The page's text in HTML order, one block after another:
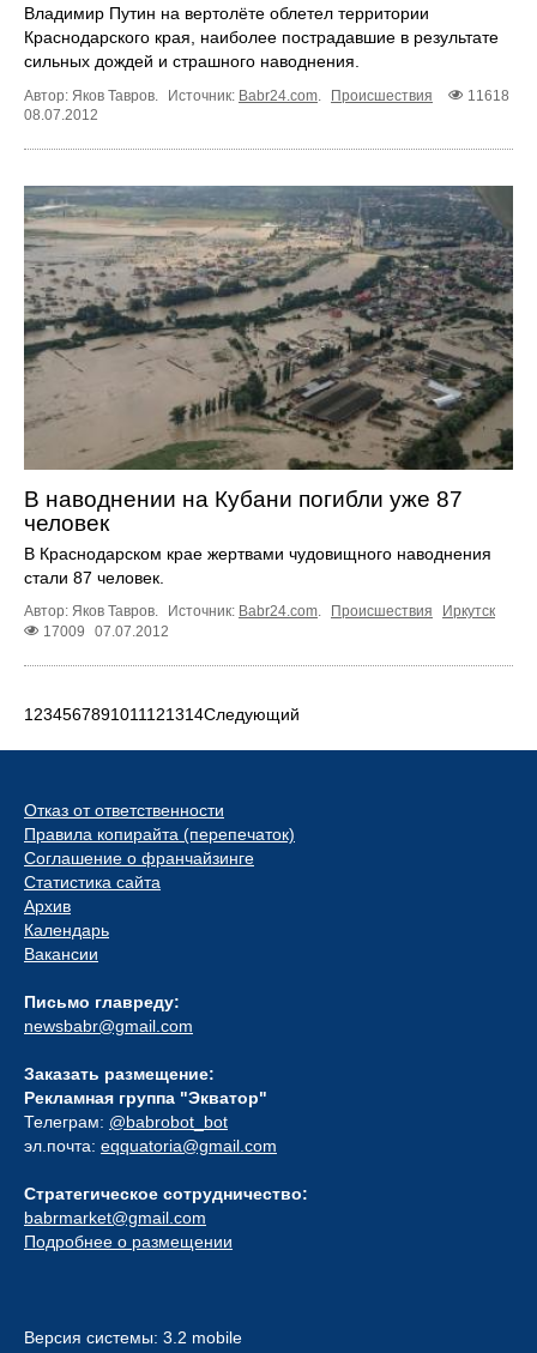
Владимир Путин на вертолёте облетел территории
Краснодарского края, наиболее пострадавшие в результате
сильных дождей и страшного наводнения.
Автор: Яков Тавров. Источник: Babr24.com. Происшествия
11618
08.07.2012
В наводнении на Кубани погибли уже 87
человек
В Краснодарском крае жертвами чудовищного наводнения
стали 87 человек.
Автор: Яков Тавров. Источник: Babr24.com. Происшествия
Иркутск
17009
07.07.2012
1 234567891011121314Следующий
Отказ от ответственности
Правила копирайта (перепечаток)
Соглашение о франчайзинге
Статистика сайта
Архив
Календарь
Вакансии
Письмо главреду:
newsbabr@gmail.com
Заказать размещение:
Рекламная группа "Экватор"
Телеграм: @babrobot_bot
эл.почта: eqquatoria@gmail.com
Стратегическое сотрудничество:
babrmarket@gmail.com
Подробнее о размещении
Версия системы: 3.2 mobile